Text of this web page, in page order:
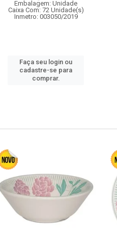
Embalagem: Unidade
Caixa Com: 72 Unidade(s)
Inmetro: 003050/2019
Faça seu login ou
cadastre-se para
comprar.